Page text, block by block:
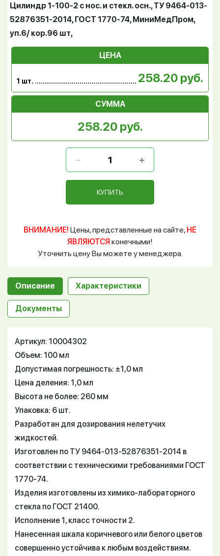
Цилиндр 1-100-2 с нос. и стекл. осн., ТУ 9464-013-
52876351-2014, ГОСТ 1770-74, МиниМедПром,
уп.6/ кор.96 шт,
ЦЕНА
1 шт. 258.20 руб.
СУММА
258.20 руб.
КУПИТЬ
ВНИМАНИЕ! Цены, представленные на сайте, НЕ
ЯВЛЯЮТСЯ конечными!
Уточнить цену Вы можете у менеджера.
Описание Характеристики
Документы
Артикул: 10004302
Объем: 100 мл
Допустимая погрешность: ±1,0 мл
Цена деления: 1,0 мл
Высота не более: 260 мм
Упаковка: 6 шт.
Разработан для дозирования нелетучих
жидкостей.
Изготовлен по ТУ 9464-013-52876351-2014 в
соответствии с техническими требованиями ГОСТ
1770-74.
Изделия изготовлены из химико-лабораторного
стекла по ГОСТ 21400.
Исполнение 1, класс точности 2.
Нанесенная шкала коричневого или белого цветов
совершенно устойчива к любым воздействиям.